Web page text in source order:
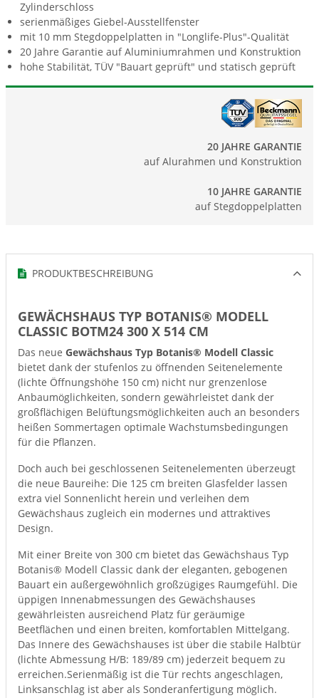
Zylinderschloss
serienmäßiges Giebel-Ausstellfenster
mit 10 mm Stegdoppelplatten in "Longlife-Plus"-Qualität
20 Jahre Garantie auf Aluminiumrahmen und Konstruktion
hohe Stabilität, TÜV "Bauart geprüft" und statisch geprüft
20 JAHRE GARANTIE
auf Alurahmen und Konstruktion
10 JAHRE GARANTIE
auf Stegdoppelplatten
PRODUKTBESCHREIBUNG
GEWÄCHSHAUS TYP BOTANIS® MODELL
CLASSIC BOTM24 300 X 514 CM
Das neue Gewächshaus Typ Botanis® Modell Classic
bietet dank der stufenlos zu öffnenden Seitenelemente
(lichte Öffnungshöhe 150 cm) nicht nur grenzenlose
Anbaumöglichkeiten, sondern gewährleistet dank der
großflächigen Belüftungsmöglichkeiten auch an besonders
heißen Sommertagen optimale Wachstumsbedingungen
für die Pflanzen.
Doch auch bei geschlossenen Seitenelementen überzeugt
die neue Baureihe: Die 125 cm breiten Glasfelder lassen
extra viel Sonnenlicht herein und verleihen dem
Gewächshaus zugleich ein modernes und attraktives
Design.
Mit einer Breite von 300 cm bietet das Gewächshaus Typ
Botanis® Modell Classic dank der eleganten, gebogenen
Bauart ein außergewöhnlich großzügiges Raumgefühl. Die
üppigen Innenabmessungen des Gewächshauses
gewährleisten ausreichend Platz für geräumige
Beetflächen und einen breiten, komfortablen Mittelgang.
Das Innere des Gewächshauses ist über die stabile Halbtür
(lichte Abmessung H/B: 189/89 cm) jederzeit bequem zu
erreichen.Serienmäßig ist die Tür rechts angeschlagen,
Linksanschlag ist aber als Sonderanfertigung möglich.